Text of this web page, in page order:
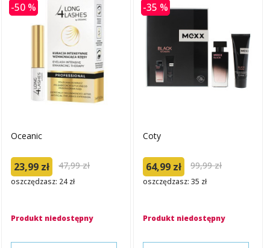
-50 %
Oceanic
23,99 zł 47,99 zł
oszczędzasz: 24 zł
Produkt niedostępny
-35 %
Coty
64,99 zł 99,99 zł
oszczędzasz: 35 zł
Produkt niedostępny